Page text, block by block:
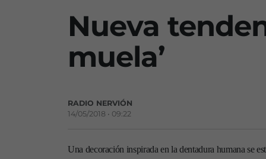
Nueva
muela’
RADIO NERVIÓN
14/05/2018 • 09:22
Una decoración inspirada en la dentadura humana se